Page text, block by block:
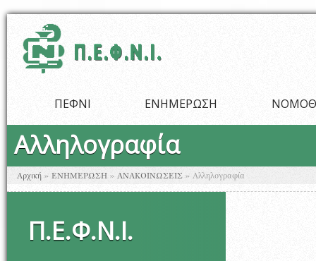
ΠΕΦΝΙ ΕΝΗΜΕΡΩΣΗ
Αλληλογραφία
Είστε εδώ
Αρχική » ΕΝΗΜΕΡΩΣΗ » ΑΝΑΚΟΙΝΩΣΕΙΣ » Αλληλογραφία
Π.Ε.Φ.Ν.Ι.